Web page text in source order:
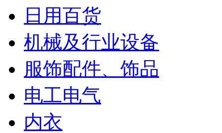
日用百货
机械及行业设备
服饰配件、饰品
电工电气
内衣